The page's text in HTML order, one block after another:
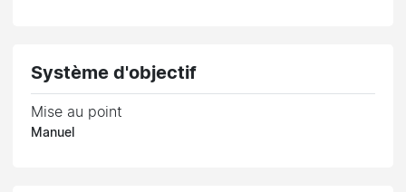
Système d'objectif
Mise au point
Manuel